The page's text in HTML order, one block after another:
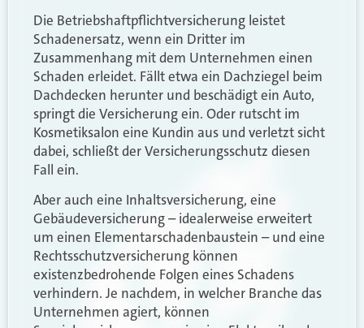
Die Betriebshaftpflichtversicherung leistet
Schadenersatz, wenn ein Dritter im
Zusammenhang mit dem Unternehmen einen
Schaden erleidet. Fällt etwa ein Dachziegel beim
Dachdecken herunter und beschädigt ein Auto,
springt die Versicherung ein. Oder rutscht im
Kosmetiksalon eine Kundin aus und verletzt sicht
dabei, schließt der Versicherungsschutz diesen
Fall ein.
Aber auch eine Inhaltsversicherung, eine
Gebäudeversicherung – idealerweise erweitert
um einen Elementarschadenbaustein – und eine
Rechtsschutzversicherung können
existenzbedrohende Folgen eines Schadens
verhindern. Je nachdem, in welcher Branche das
Unternehmen agiert, können